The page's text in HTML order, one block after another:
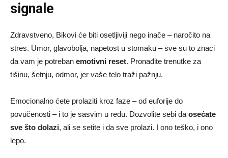
signale
Zdravstveno, Bikovi će biti osetljiviji nego inače – naročito na
stres. Umor, glavobolja, napetost u stomaku – sve su to znaci
da vam je potreban emotivni reset. Pronađite trenutke za
tišinu, šetnju, odmor, jer vaše telo traži pažnju.
Emocionalno ćete prolaziti kroz faze – od euforije do
povučenosti – i to je sasvim u redu. Dozvolite sebi da osećate
sve što dolazi, ali se setite i da sve prolazi. I ono teško, i ono
lepo.